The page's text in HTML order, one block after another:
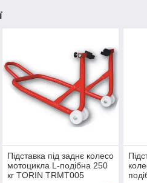
Підставка під заднє колесо
мотоцикла L-подібна 250
кг TORIN TRMT005